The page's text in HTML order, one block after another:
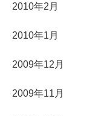
2010年2月
2010年1月
2009年12月
2009年11月